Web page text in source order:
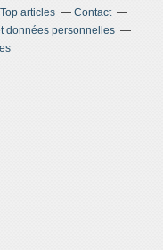
Top articles
Contact
données personnelles